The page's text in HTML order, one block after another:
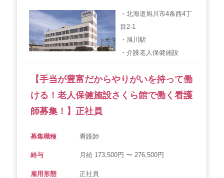
・北海道旭川市4条西4丁
目2-1
・旭川駅
・介護老人保健施設
【手当が豊富だからやりがいを持って働
ける！老人保健施設さくら館で働く看護
師募集！】正社員
募集職種 看護師
給与 月給 173,500円 〜 276,500円
雇用形態 正社員